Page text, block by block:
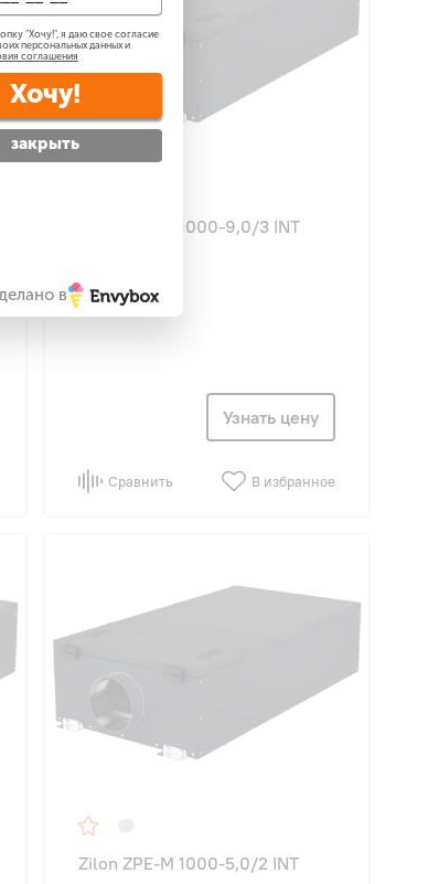
Zilon ZPE-M 1000-9,0/3 INT
Узнать цену
Сравнить В избранное
Zilon ZPE-M 1000-5,0/2 INT
"Хочу!", я даю свое согласие
персональных данных и
соглашения
Хочу!
закрыть
в